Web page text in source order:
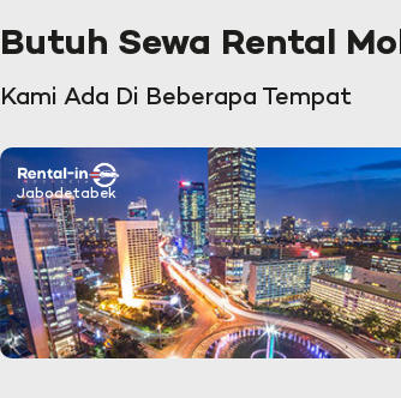
Butuh Sewa Rental
Kami Ada Di Beberapa Tempat
Jabodetabek